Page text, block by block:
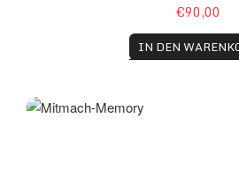
€90,00
IN DEN
Mitmach-Memory